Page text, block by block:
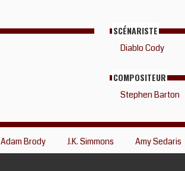
SCÉNARISTE
Diablo Cody
COMPOSITEUR
Stephen Barton
Adam Brody J.K. Simmons Amy Sedaris